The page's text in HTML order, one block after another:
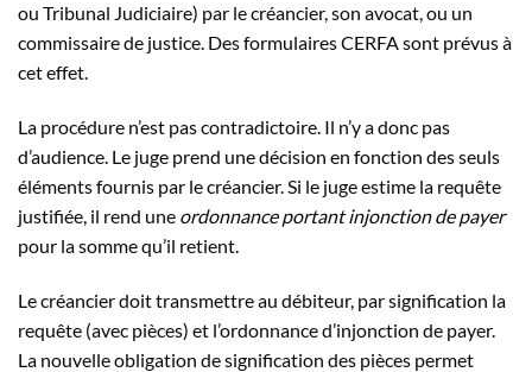
ou Tribunal Judiciaire) par le créancier, son avocat, ou un
commissaire de justice. Des formulaires CERFA sont prévus à
cet effet.
La procédure n’est pas contradictoire. Il n’y a donc pas
d’audience. Le juge prend une décision en fonction des seuls
éléments fournis par le créancier. Si le juge estime la requête
justifiée, il rend une ordonnance portant injonction de payer
pour la somme qu’il retient.
Le créancier doit transmettre au débiteur, parsignification la
requête (avec pièces) et l’ordonnance d’injonction de payer.
La nouvelle obligation de signification des pièces permet